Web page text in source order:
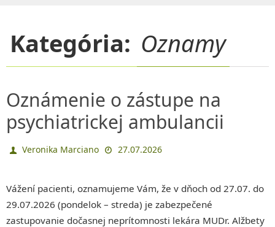
Kategória: Oznamy
Oznámenie o zástupe na
psychiatrickej ambulancii
Veronika Marciano 27.07.2026
Vážení pacienti, oznamujeme Vám, že v dňoch od 27.07. do
29.07.2026 (pondelok – streda) je zabezpečené
zastupovanie dočasnej neprítomnosti lekára MUDr. Alžbety